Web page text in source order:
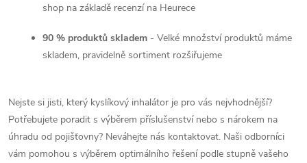
shop na základě recenzí na Heurece
90 % produktů skladem - Velké množství produktů máme
skladem, pravidelně sortiment rozšiřujeme
Nejste si jisti, který kyslíkový inhalátor je pro vás nejvhodnější?
Potřebujete poradit s výběrem příslušenství nebo s nárokem na
úhradu od pojišťovny? Neváhejte nás kontaktovat. Naši odborníci
vám pomohou s výběrem optimálního řešení podle stupně vašeho